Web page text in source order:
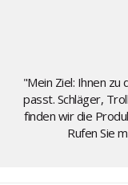
"Mein Ziel: Ihnen
passt. Schläger,
finden wir die
Rufen Sie